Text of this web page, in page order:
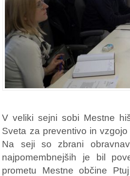
V veliki sejni sobi Mestne
Sveta za preventivo in
Na seji so zbrani
najpomembnejših je bil
prometu Mestne občine